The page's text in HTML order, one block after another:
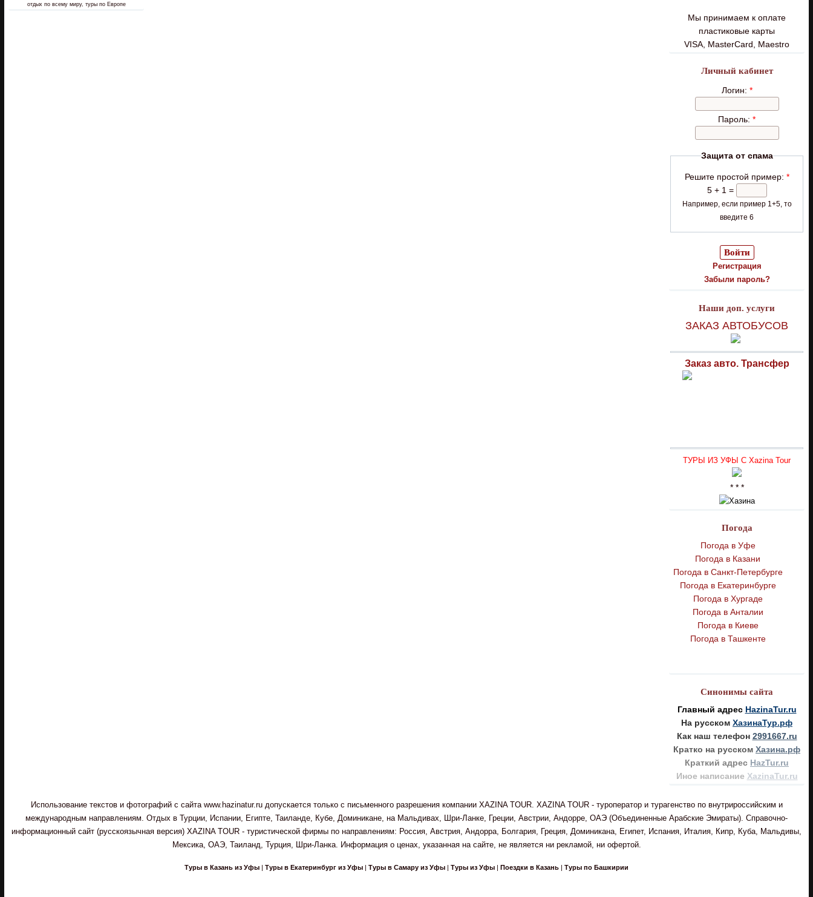
отдых по всему миру, туры по Европе
Мы принимаем к оплате
пластиковые карты
VISA, MasterCard, Maestro
Личный кабинет
Логин: *
Пароль: *
Защита от спама
Решите простой пример: *
5 + 1 =
Например, если пример 1+5, то
введите 6
Регистрация
Забыли пароль?
Наши доп. услуги
ЗАКАЗ АВТОБУСОВ
Заказ авто. Трансфер
ТУРЫ ИЗ УФЫ С Xazina Tour
* * *
Погода
Погода в Уфе
Погода в Казани
Погода в Санкт-Петербурге
Погода в Екатеринбурге
Погода в Хургаде
Погода в Анталии
Погода в Киеве
Погода в Ташкенте
Синонимы сайта
Главный адрес HazinaTur.ru
На русском ХазинаТур.рф
Как наш телефон 2991667.ru
Кратко на русском Хазина.рф
Краткий адрес HazTur.ru
Иное написание XazinaTur.ru
Использование текстов и фотографий с сайта www.hazinatur.ru допускается только с письменного разрешения компании XAZINA TOUR. XAZINA TOUR - туроператор и турагенство по внутрироссийским и
международным направлениям. Отдых в Турции, Испании, Египте, Таиланде, Кубе, Доминикане, на Мальдивах, Шри-Ланке, Греции, Австрии, Андорре, ОАЭ (Объединенные Арабские Эмираты). Справочно-
информационный сайт (русскоязычная версия) XAZINA TOUR - туристической фирмы по направлениям: Россия, Австрия, Андорра, Болгария, Греция, Доминикана, Египет, Испания, Италия, Кипр, Куба, Мальдивы,
Мексика, ОАЭ, Таиланд, Турция, Шри-Ланка. Информация о ценах, указанная на сайте, не является ни рекламой, ни офертой.
Туры в Казань из Уфы Туры в Екатеринбург из Уфы Туры в Самару из Уфы Туры из Уфы Поездки в Казань Туры по Башкирии